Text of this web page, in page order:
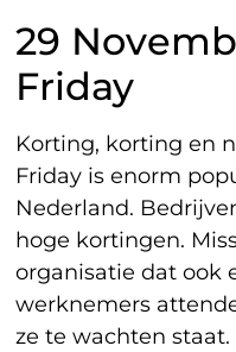
29
Friday
Korting, korting en
Friday is enorm
Nederland.
hoge kortingen.
organisatie dat ook
werknemers
ze te wachten